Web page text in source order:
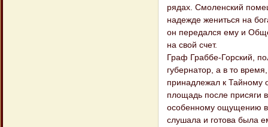
рядах. Смоленский
надежде жениться на
он передался ему и
на свой счет.
Граф Граббе-Горский,
губернатор, а в то
принадлежал к Тайному
площадь после присяги
особенному ощущению в
слушала и готова была